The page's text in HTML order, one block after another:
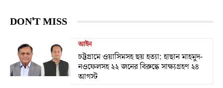
DON'T MISS
আইন
চট্টগ্রামে ওয়াসিমসহ ছয় হত্যা: হাছান মাহমুদ-
নওফেলসহ ২২ জনের বিরুদ্ধে সাক্ষ্যগ্রহণ ২৪
আগস্ট